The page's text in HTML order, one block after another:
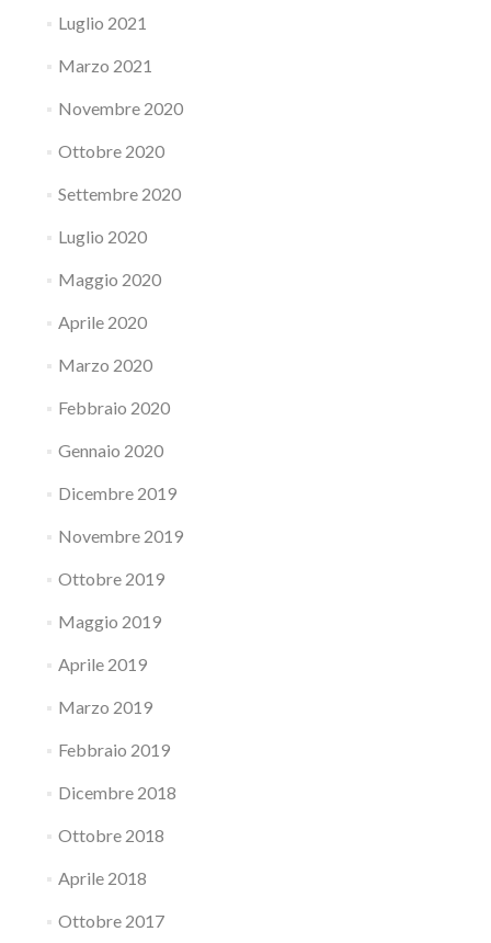
Luglio 2021
Marzo 2021
Novembre 2020
Ottobre 2020
Settembre 2020
Luglio 2020
Maggio 2020
Aprile 2020
Marzo 2020
Febbraio 2020
Gennaio 2020
Dicembre 2019
Novembre 2019
Ottobre 2019
Maggio 2019
Aprile 2019
Marzo 2019
Febbraio 2019
Dicembre 2018
Ottobre 2018
Aprile 2018
Ottobre 2017